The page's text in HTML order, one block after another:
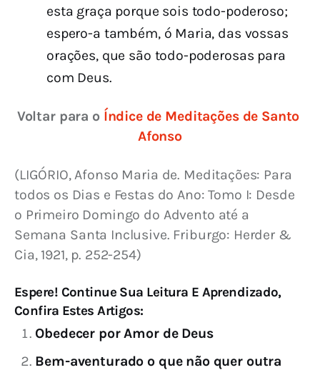
esta graça porque sois todo-poderoso;
espero-a também, ó Maria, das vossas
orações, que são todo-poderosas para
com Deus.
Voltar para o Índice de Meditações de Santo
Afonso
(LIGÓRIO, Afonso Maria de. Meditações: Para
todos os Dias e Festas do Ano: Tomo I: Desde
o Primeiro Domingo do Advento até a
Semana Santa Inclusive. Friburgo: Herder &
Cia, 1921, p. 252-254)
Espere! Continue Sua Leitura E Aprendizado,
Confira Estes Artigos:
Obedecer por Amor de Deus
Bem-aventurado o que não quer outra